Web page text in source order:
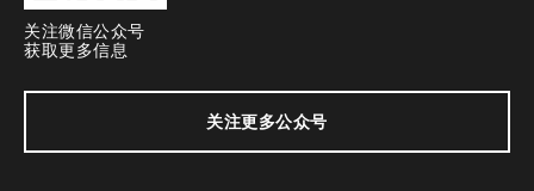
关注微信公众号
获取更多信息
关注更多公众号